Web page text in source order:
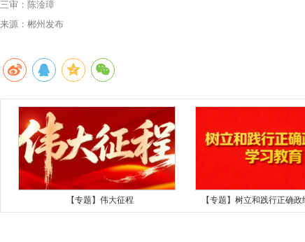
三审：陈淦璋
来源：郴州发布
【专题】伟大征程 【专题】树立和践行正确